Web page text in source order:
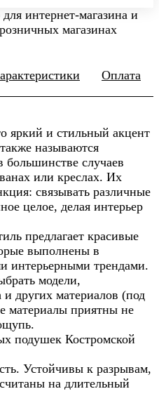
интернет-магазина и
магазинах
Оплата
яркий и стильный акцент
называются
случаев
или креслах. Их
связывать различные
целое, делая интерьер
предлагает красивые
выполнены в
интерьерными трендами.
модели,
других материалов (под
материалы приятны не
подушек Костромской
Устойчивы к разрывам,
на длительный